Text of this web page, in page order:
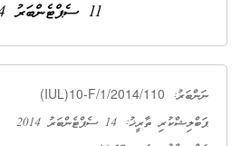
11 ސެޕްޓެންބަރު 2014
ނަންބަރު: (IUL)10-F/1/2014/110
ޕަބްލިޝްކުރި ތާރީޚު: 14 ސެޕްޓެންބަރު 2014